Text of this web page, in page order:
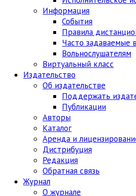
Информация
События
Правила
Часто задаваемые
Вольнослушателям
Виртуальный класс
Издательство
Об издательстве
Поддержать
Публикации
Авторы
Каталог
Аренда и
Дистрибуция
Редакция
Обратная связь
Журнал
О журнале